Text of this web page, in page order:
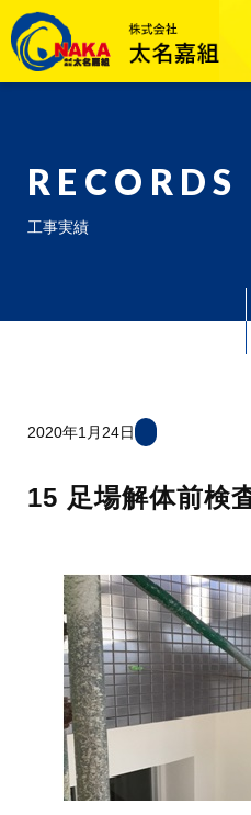
RECORDS
工事実績
2020年1月24日
15 足場解体前検